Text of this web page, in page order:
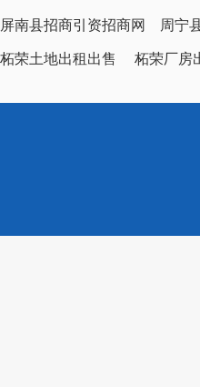
屏南县招商引资招商网 周宁
柘荣土地出租出售 柘荣厂房